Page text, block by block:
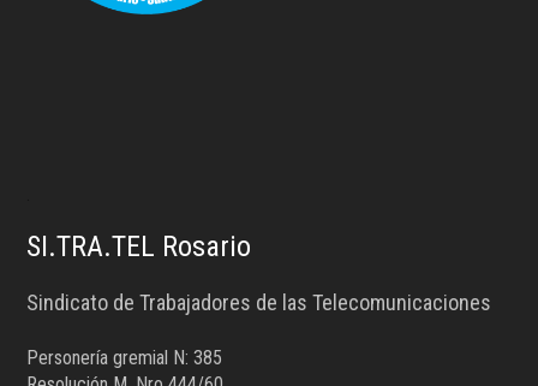
SI.TRA.TEL Rosario
Sindicato de Trabajadores de las Telecomunicaciones
Personería gremial N: 385